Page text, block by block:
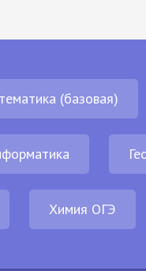
(базовая)
Химия ОГЭ